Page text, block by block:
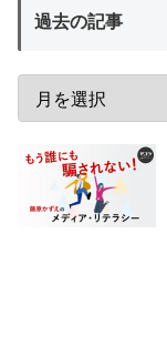
過去の記事